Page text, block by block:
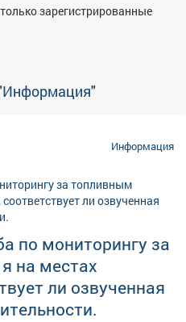
зарегистрированные
Информация"
Информация
по мониторингу за
на местах
ли озвученная